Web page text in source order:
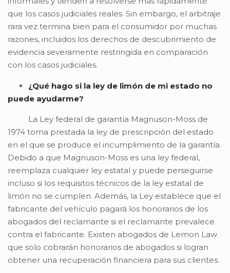
que los casos judiciales reales. Sin embargo, el arbitraje
rara vez termina bien para el consumidor por muchas
razones, incluidos los derechos de descubrimiento de
evidencia severamente restringida en comparación
con los casos judiciales.
¿Qué hago si la ley de limón de mi estado no
puede ayudarme?
La Ley federal de garantía Magnuson-Moss de
1974 toma prestada la ley de prescripción del estado
en el que se produce el incumplimiento de la garantía.
Debido a que Magnuson-Moss es una ley federal,
reemplaza cualquier ley estatal y puede perseguirse
incluso si los requisitos técnicos de la ley estatal de
limón no se cumplen. Además, la Ley establece que el
fabricante del vehículo pagará los honorarios de los
abogados del reclamante si el reclamante prevalece
contra el fabricante. Existen abogados de Lemon Law
que solo cobrarán honorarios de abogados si logran
obtener una recuperación financiera para sus clientes.